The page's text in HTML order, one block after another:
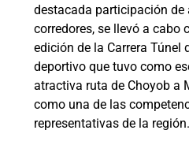
destacada participación de
corredores, se llevó a cabo
edición de la Carrera Túnel
deportivo que tuvo como
atractiva ruta de Choyob a
como una de las
representativas de la región.